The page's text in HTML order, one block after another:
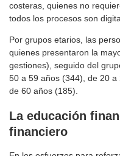
costeras, quienes no
todos los procesos son
Por grupos etarios, las
quienes presentaron la
gestiones), seguido del
50 a 59 años (344), de 20
de 60 años (185).
La educación
financiero